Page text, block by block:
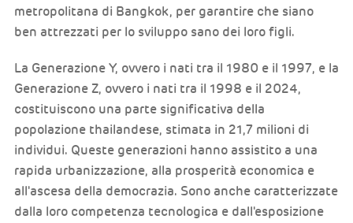
metropolitana di Bangkok, per garantire che siano
ben attrezzati per lo sviluppo sano dei loro figli.
La Generazione Y, ovvero i nati tra il 1980 e il 1997, e la
Generazione Z, ovvero i nati tra il 1998 e il 2024,
costituiscono una parte significativa della
popolazione thailandese, stimata in 21,7 milioni di
individui. Queste generazioni hanno assistito a una
rapida urbanizzazione, alla prosperità economica e
all'ascesa della democrazia. Sono anche caratterizzate
dalla loro competenza tecnologica e dall'esposizione